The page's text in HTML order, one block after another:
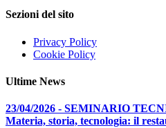
Sezioni del sito
Privacy Policy
Cookie Policy
Ultime News
23/04/2026 - SEMINARIO
Materia, storia, tecnologia: il